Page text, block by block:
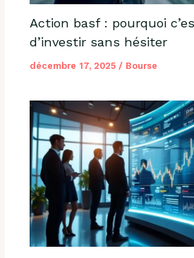
Action basf : pourquoi
d’investir sans hésiter
décembre 17, 2025 / Bourse